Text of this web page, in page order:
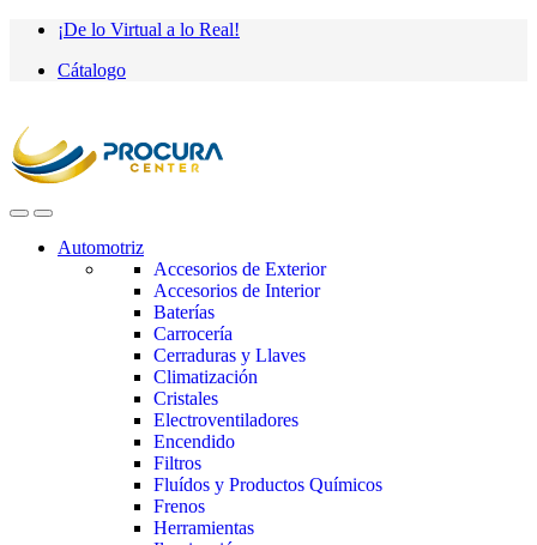
Saltar
navegación
saltar
contenido
¡De lo Virtual a lo Real!
Cátalogo
Automotriz
Accesorios de Exterior
Accesorios de Interior
Baterías
Carrocería
Cerraduras y Llaves
Climatización
Cristales
Electroventiladores
Encendido
Filtros
Fluídos y Productos Químicos
Frenos
Herramientas